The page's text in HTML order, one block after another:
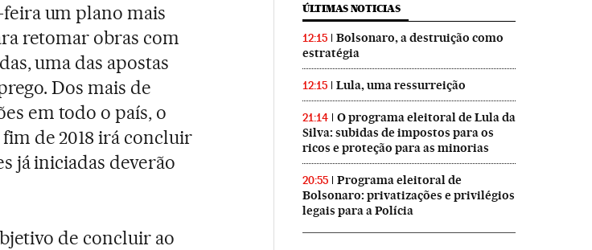
um plano mais
retomar obras com
uma das apostas
Dos mais de
em todo o país, o
de 2018 irá concluir
já iniciadas deverão
de concluir ao
ÚLTIMAS NOTICIAS
12:15
Bolsonaro, a destruição como
estratégia
12:15 Lula, uma ressurreição
21:14
O programa eleitoral de Lula da
Silva: subidas de impostos para os
ricos e proteção para as minorias
20:55
Programa eleitoral de
Bolsonaro: privatizações e privilégios
legais para a Polícia